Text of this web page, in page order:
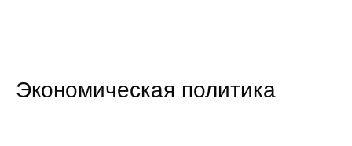
Сотрудники
Экономическая политика